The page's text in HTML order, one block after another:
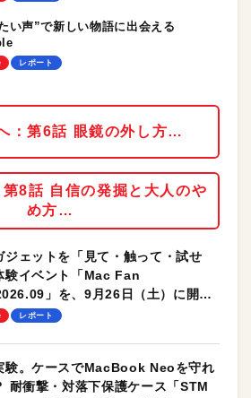
い声”で新しい物語に出会える
レポート
：第6話 眼鏡の外し方…
8話 自信の発掘と大人のや
め方…
ジェットを「見て・触って・試せ
験イベント「Mac Fan
」を、9月26日（土）に開催
！レポート
験。ケースでMacBook Neoを守れ
耐衝撃・対落下保護ケース「STM